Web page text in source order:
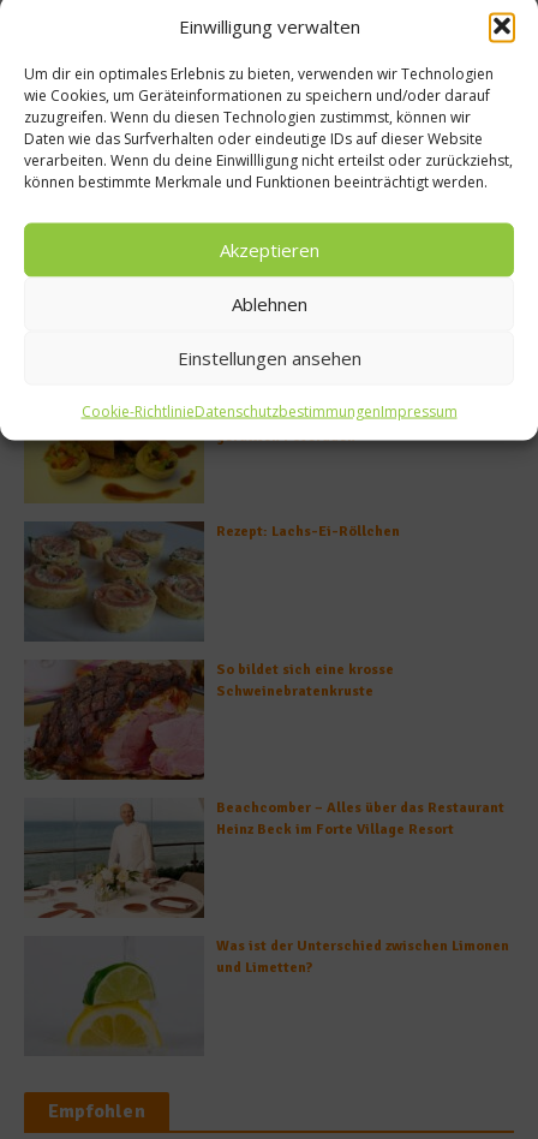
Einwilligung verwalten
Um dir ein optimales Erlebnis zu bieten, verwenden wir Technologien
wie Cookies, um Geräteinformationen zu speichern und/oder darauf
zuzugreifen. Wenn du diesen Technologien zustimmst, können wir
Daten wie das Surfverhalten oder eindeutige IDs auf dieser Website
verarbeiten. Wenn du deine Einwillligung nicht erteilst oder zurückziehst,
können bestimmte Merkmale und Funktionen beeinträchtigt werden.
Akzeptieren
Ablehnen
Einstellungen ansehen
Cookie-RichtlinieDatenschutzbestimmungenImpressum
Brotkruste auf Tomatenconfit und
gefüllten Poveraden
Rezept: Lachs-Ei-Röllchen
So bildet sich eine krosse
Schweinebratenkruste
Beachcomber – Alles über das Restaurant
Heinz Beck im Forte Village Resort
Was ist der Unterschied zwischen Limonen
und Limetten?
Empfohlen